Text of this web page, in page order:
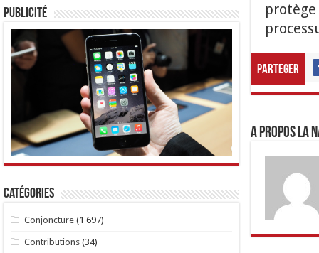
Parteger
A propos LA
Publicité
Catégories
Conjoncture (1 697)
Contributions (34)